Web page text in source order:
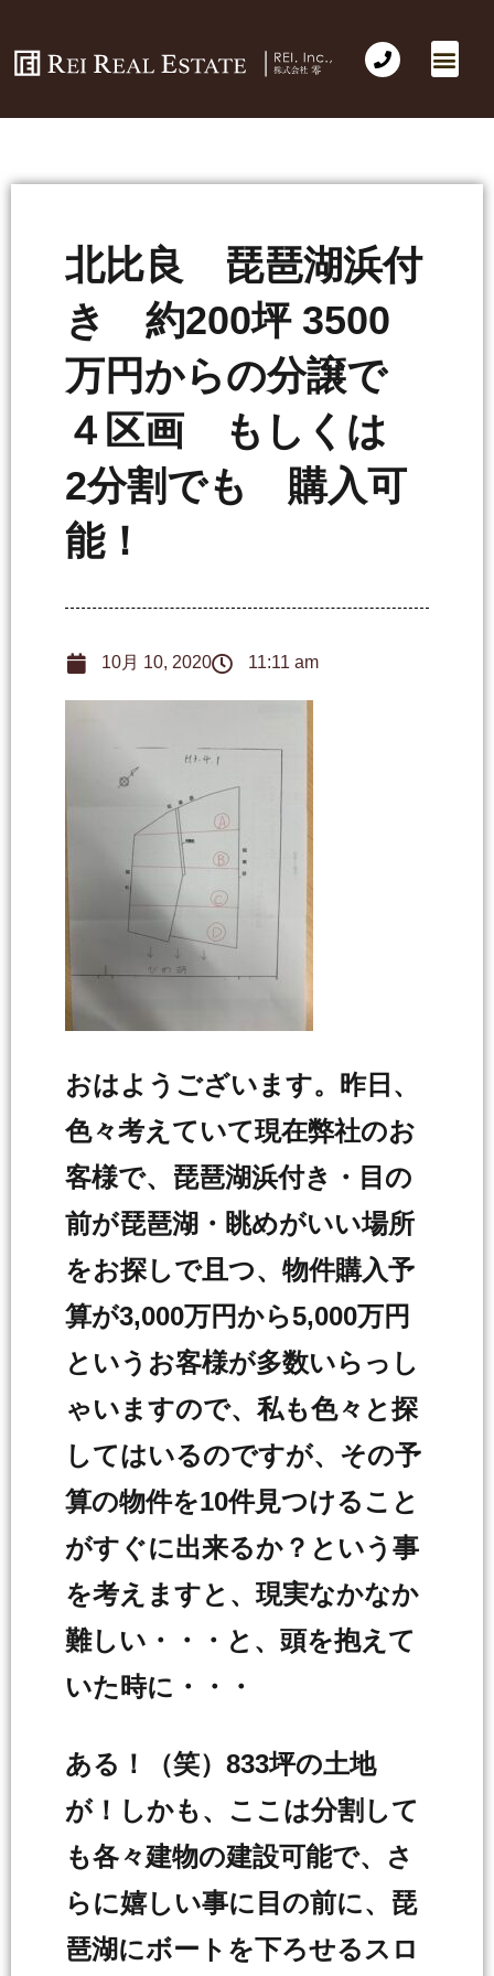
北比良 琵琶湖浜付
き 約200坪 3500
万円からの分譲で
４区画 もしくは
2分割でも 購入可
能！
10月 10, 2020 11:11 am
おはようございます。昨日、
色々考えていて現在弊社のお
客様で、琵琶湖浜付き・目の
前が琵琶湖・眺めがいい場所
をお探しで且つ、物件購入予
算が3,000万円から5,000万円
というお客様が多数いらっし
ゃいますので、私も色々と探
してはいるのですが、その予
算の物件を10件見つけること
がすぐに出来るか？という事
を考えますと、現実なかなか
難しい・・・と、頭を抱えて
いた時に・・・
ある！（笑）833坪の土地
が！しかも、ここは分割して
も各々建物の建設可能で、さ
らに嬉しい事に目の前に、琵
琶湖にボートを下ろせるスロ